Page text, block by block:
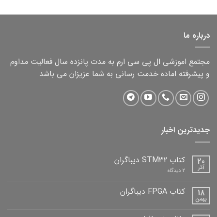
2,000,000 تومان.
1,500,000 تومان.
درباره ما
مجتمع اموزشی ال پی سی ارم به مدت پانزده سال فعالیت مداوم
و پیشرفته اماده خدمت رسانی به شما عزیزان می باشد
جدیدترین اخبار
20
آذر
کتاب STM32 دیباگران
2 دیدگاه برای
دیباگران 18
بهمن
کتاب FPGA دیباگران
ثبت